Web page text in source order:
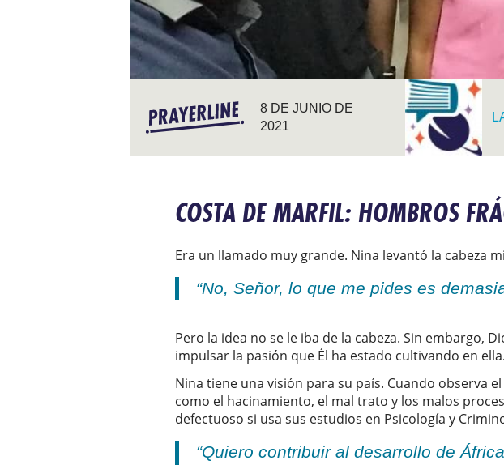
8 DE JUNIO DE
2021
COSTA DE MARFIL: HOMBROS
Era un llamado muy grande. Nina levantó la cabeza
“No, Señor, lo que me pides es
Pero la idea no se le iba de la cabeza. Sin embargo,
impulsar la pasión que Él ha estado cultivando en ella.
Nina tiene una visión para su país. Cuando observa
como el hacinamiento, el mal trato y los malos
defectuoso si usa sus estudios en Psicología y
“Quiero contribuir al desarrollo de